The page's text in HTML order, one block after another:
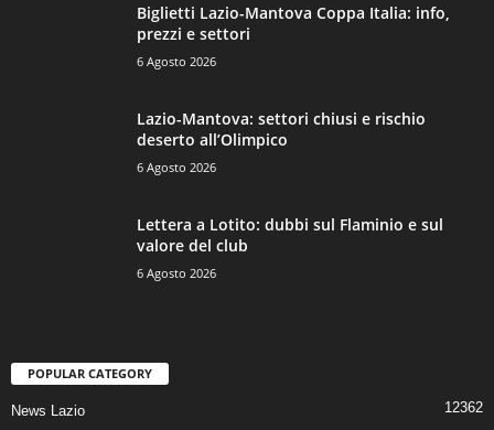
Biglietti Lazio-Mantova Coppa Italia: info,
prezzi e settori
6 Agosto 2026
Lazio-Mantova: settori chiusi e rischio
deserto all’Olimpico
6 Agosto 2026
Lettera a Lotito: dubbi sul Flaminio e sul
valore del club
6 Agosto 2026
POPULAR CATEGORY
News Lazio 12362